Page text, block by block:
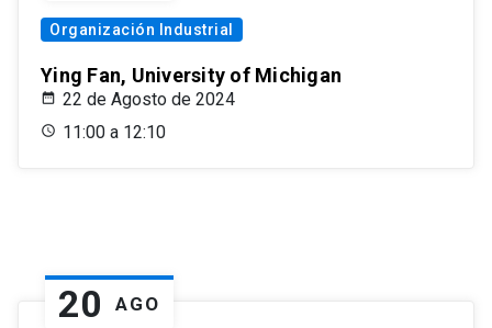
Organización Industrial
Ying Fan, University of Michigan
22 de Agosto de 2024
11:00 a 12:10
20 AGO